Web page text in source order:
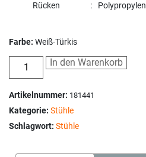
Rücken
Polypropylen
Farbe: Weiß-Türkis
In den Warenkorb
Artikelnummer: 181441
Kategorie: Stühle
Schlagwort: Stühle